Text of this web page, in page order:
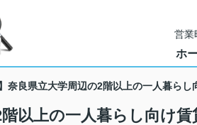
営業
ホ
奈良県立大学周辺の2階以上の一人暮らし
以上の一人暮らし向け賃